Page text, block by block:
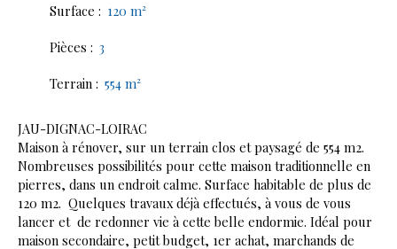
Surface : 120 m²
Pièces : 3
Terrain : 554 m²
JAU-DIGNAC-LOIRAC
Maison à rénover, sur un terrain clos et paysagé de 554 m2.
Nombreuses possibilités pour cette maison traditionnelle en
pierres, dans un endroit calme. Surface habitable de plus de
120 m2. Quelques travaux déjà effectués, à vous de vous
lancer et de redonner vie à cette belle endormie. Idéal pour
maison secondaire, petit budget, 1er achat, marchands de